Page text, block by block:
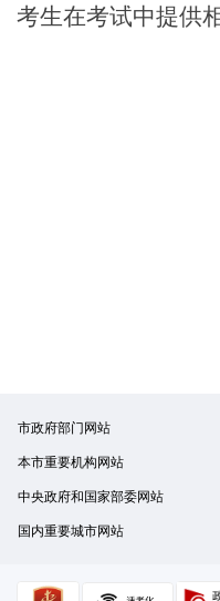
考生在考试中提供
市政府部门网站
本市重要机构网站
中央政府和国家部委网站
国内重要城市网站